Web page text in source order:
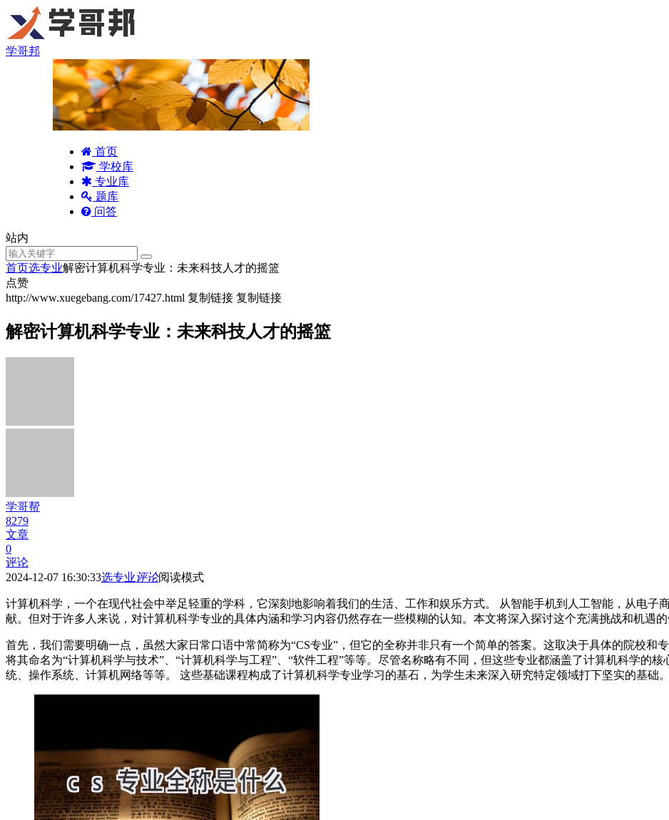
学哥邦
首页
学校库
专业库
题库
问答
站内
首页选专业解密计算机科学专业：未来科技人才的摇篮
点赞
http://www.xuegebang.com/17427.html 复制链接 复制链接
解密计算机科学专业：未来科技人才的摇篮
学哥帮
8279
文章
0
评论
2024-12-07 16:30:33选专业评论阅读模式
计算机科学，一个在现代社会中举足轻重的学科，它深刻地影响着我们的生活、工作和娱乐方式。 从智能手机到人工智能，从电子
献。但对于许多人来说，对计算机科学专业的具体内涵和学习内容仍然存在一些模糊的认知。本文将深入探讨这个充满挑战和机遇
首先，我们需要明确一点，虽然大家日常口语中常简称为“CS专业”，但它的全称并非只有一个简单的答案。这取决于具体的院校和
将其命名为“计算机科学与技术”、“计算机科学与工程”、“软件工程”等等。尽管名称略有不同，但这些专业都涵盖了计算机科学的
统、操作系统、计算机网络等等。 这些基础课程构成了计算机科学专业学习的基石，为学生未来深入研究特定领域打下坚实的基础。